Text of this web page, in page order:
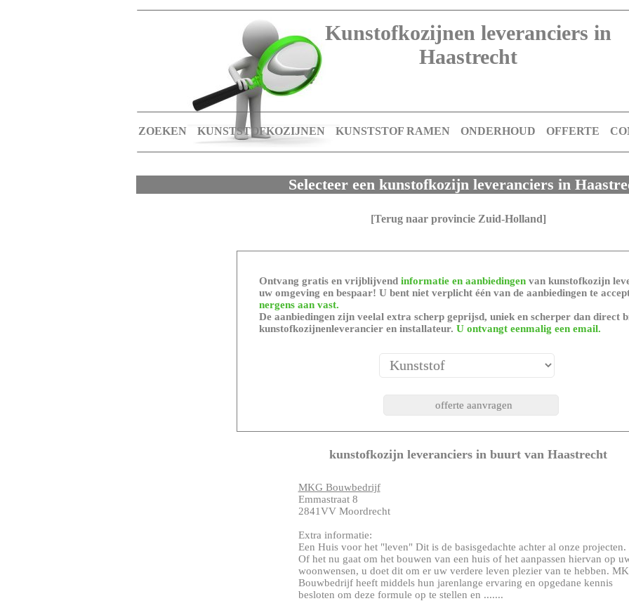
ZOEKEN KUNSTSTOFKOZIJNEN KUNSTSTOF RAMEN ONDERHOUD OFFERTE
Kunstofkozijnen leveranciers in
Haastrecht
Selecteer een kunstofkozijn leveranciers in
[Terug naar provincie Zuid-Holland]
Ontvang gratis en vrijblijvend informatie en aanbiedingenvan kunstofkozijn
uw omgeving en bespaar! U bent niet verplicht één van de aanbiedingen te
nergens aan vast.
De aanbiedingen zijn veelal extra scherp geprijsd, uniek en scherper dan direct
kunstofkozijnenleverancier en installateur. U ontvangt eenmalig een email.
kunstofkozijn leveranciers in buurt van Haastrecht
MKG Bouwbedrijf
Emmastraat 8
2841VV Moordrecht
Extra informatie:
Een Huis voor het "leven" Dit is de basisgedachte achter al onze projecten.
Of het nu gaat om het bouwen van een huis of het aanpassen hiervan op
woonwensen, u doet dit om er uw verdere leven plezier van te hebben.
Bouwbedrijf heeft middels hun jarenlange ervaring en opgedane kennis
besloten om deze formule op te stellen en .......